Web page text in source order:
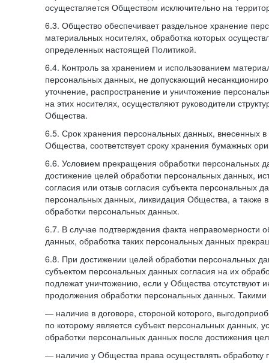
осуществляется Обществом исключительно на
6.3. Общество обеспечивает раздельное хранение
материальных носителях, обработка которых
определенных настоящей Политикой.
6.4. Контроль за хранением и использованием
персональных данных, не допускающий
уточнение, распространение и уничтожение
на этих носителях, осуществляют руководители
Общества.
6.5. Срок хранения персональных данных, внесенных
Общества, соответствует сроку хранения бумажных
6.6. Условием прекращения обработки персональных
достижение целей обработки персональных данных,
согласия или отзыв согласия субъекта персональных
персональных данных, ликвидация Общества, а также
обработки персональных данных.
6.7. В случае подтверждения факта неправомерности
данных, обработка таких персональных данных
6.8. При достижении целей обработки персональных
субъектом персональных данных согласия на их
подлежат уничтожению, если у Общества отсутствуют
продолжения обработки персональных данных.
— наличие в договоре, стороной которого,
по которому является субъект персональных данных,
обработки персональных данных после достижения
— наличие у Общества права осуществлять обработку